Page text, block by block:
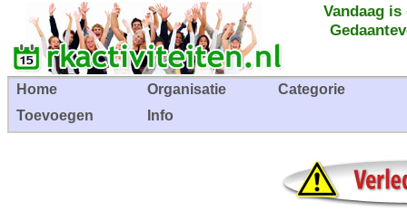
Vandaag
Home Organisatie
Categorie
Toevoegen
Info